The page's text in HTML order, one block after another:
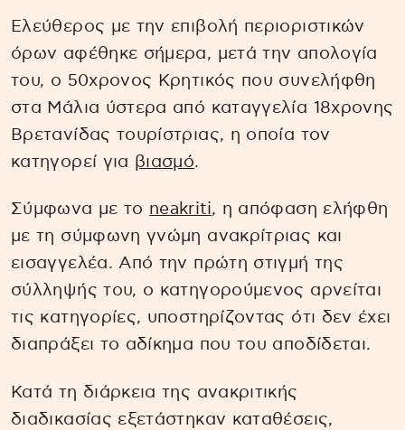
Ελεύθερος με την επιβολή περιοριστικών
όρων αφέθηκε σήμερα, μετά την απολογία
του, ο 50χρονος Κρητικός που συνελήφθη
στα Μάλια ύστερα από καταγγελία 18χρονης
Βρετανίδας τουρίστριας, η οποία τον
κατηγορεί για βιασμό.
Σύμφωνα με το neakriti, η απόφαση ελήφθη
με τη σύμφωνη γνώμη ανακρίτριας και
εισαγγελέα. Από την πρώτη στιγμή της
σύλληψής του, ο κατηγορούμενος αρνείται
τις κατηγορίες, υποστηρίζοντας ότι δεν έχει
διαπράξει το αδίκημα που του αποδίδεται.
Κατά τη διάρκεια της ανακριτικής
διαδικασίας εξετάστηκαν καταθέσεις,